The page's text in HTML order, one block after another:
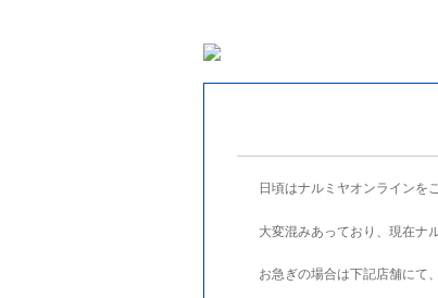
日頃はナルミヤオンラインを
大変混みあっており、現在ナ
お急ぎの場合は下記店舗にて